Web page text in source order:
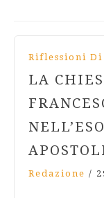
Riflessioni Di
LA
Redazione /